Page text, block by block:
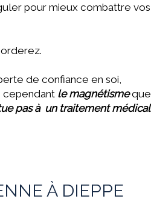
pour mieux combattre vos
de confiance en soi,
cependant le magnétismeque
pas à un traitement médical
À DIEPPE